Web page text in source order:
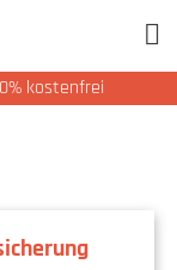
kostenfrei